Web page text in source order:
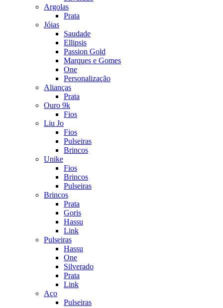
Argolas
Prata
Jóias
Saudade
Ellipsis
Passion Gold
Marques e Gomes
One
Personalização
Alianças
Prata
Ouro 9k
Fios
Liu Jo
Fios
Pulseiras
Brincos
Unike
Fios
Brincos
Pulseiras
Brincos
Prata
Goris
Hassu
Link
Pulseiras
Hassu
One
Silverado
Prata
Link
Aço
Pulseiras